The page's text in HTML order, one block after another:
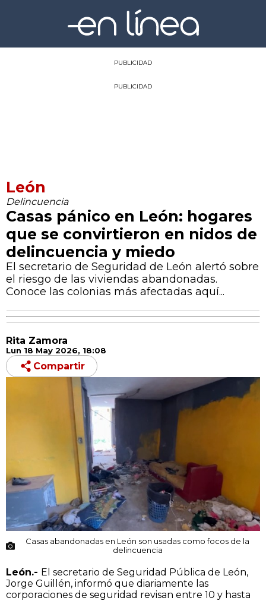
PUBLICIDAD
PUBLICIDAD
León
Delincuencia
Casas pánico en León: hogares
que se convirtieron en nidos de
delincuencia y miedo
El secretario de Seguridad de León alertó sobre
el riesgo de las viviendas abandonadas.
Conoce las colonias más afectadas aquí...
Rita Zamora
Lun 18 May 2026, 18:08
Compartir
Casas abandonadas en León son usadas como focos de la
delincuencia
León.- El secretario de Seguridad Pública de León,
Jorge Guillén, informó que diariamente las
corporaciones de seguridad revisan entre 10 y hasta